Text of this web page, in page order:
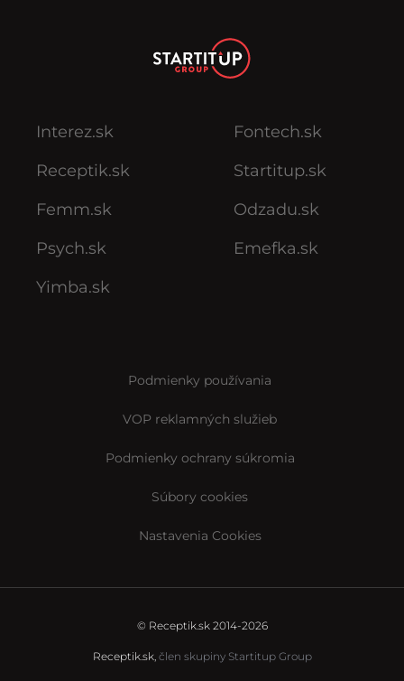
Interez.sk
Receptik.sk
Femm.sk
Psych.sk
Yimba.sk
Fontech.sk
Startitup.sk
Odzadu.sk
Emefka.sk
Podmienky používania
VOP reklamných služieb
Podmienky ochrany súkromia
Súbory cookies
Nastavenia Cookies
© Receptik.sk 2014-2026
Receptik.sk, člen skupiny Startitup Group